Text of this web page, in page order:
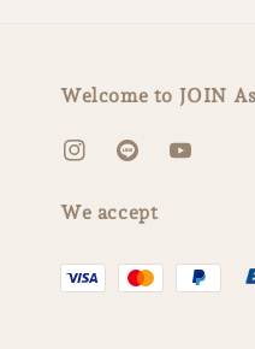
Welcome to JOIN
We accept